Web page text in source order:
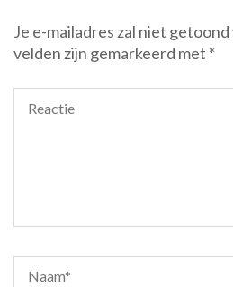
Je e-mailadres zal niet
velden zijn gemarkeerd met *